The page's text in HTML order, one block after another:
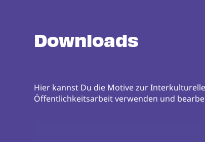
Downloads
Hier kannst Du die Motive zur
Öffentlichkeitsarbeit verwenden und